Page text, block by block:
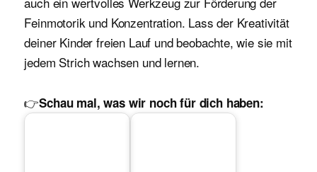
Feinmotorik und Konzentration. Lass der Kreativität
deiner Kinder freien Lauf und beobachte, wie sie mit
jedem Strich wachsen und lernen.
👉Schau mal, was wir noch für dich haben: